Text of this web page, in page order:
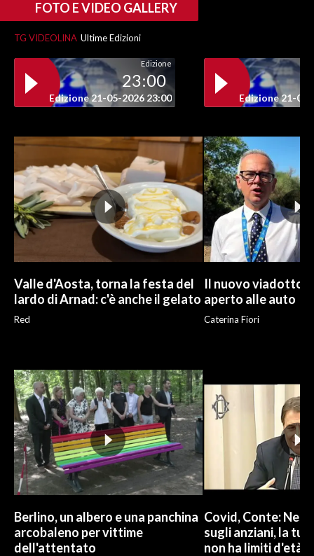
ANNUNCI
NECROLOGI
SPIAGGE
FOTO E VIDEO GALLERY
TG VIDEOLINA Ultime Edizioni
Edizione
23:00
Edizione 21-05-2026 23:00 Edizione 21-05-
Valle d'Aosta, torna la festa del
lardo di Arnad: c'è anche il gelato
Red
Il nuovo viadotto
aperto alle auto
Caterina Fiori
Berlino, un albero e una panchina
arcobaleno per vittime
dell'attentato
Covid, Conte:
sugli anziani, la
non ha limiti d'età